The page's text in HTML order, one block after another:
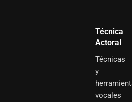
Técnica
Actoral
Técnicas
y
vocales